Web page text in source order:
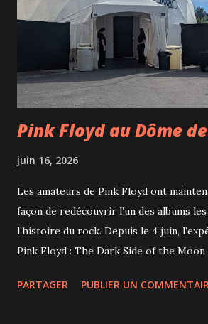
douze cavas différents, dont un rosé,
constater à quel point tous les cavas
L'histoire du cava remonte à 1872 avec
bouteilles produites selon la méthode
la...
Pink Floyd au Dôme
juin 16, 2026
Les amateurs de Pink Floyd ont
façon de redécouvrir l’un des albums
l’histoire du rock. Depuis le 4 juin,
Pink Floyd : The Dark Side of the Moon
au Quartier DIX30 de Brossard. Dès
PARTAGER PUBLIER UN